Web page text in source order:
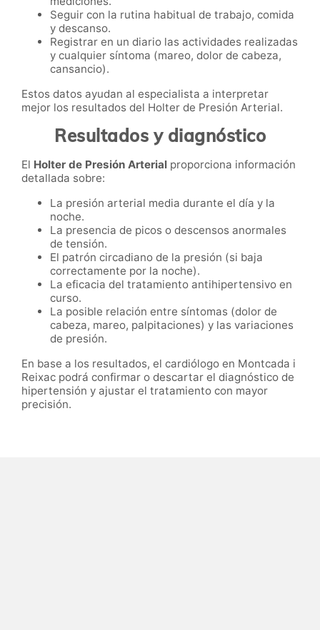
Seguir con la rutina habitual de trabajo, comida
y descanso.
Registrar en un diario las actividades realizadas
y cualquier síntoma (mareo, dolor de cabeza,
cansancio).
Estos datos ayudan al especialista a interpretar
mejor los resultados del Holter de Presión Arterial.
Resultados y diagnóstico
El Holter de Presión Arterial proporciona información
detallada sobre:
La presión arterial media durante el día y la
noche.
La presencia de picos o descensos anormales
de tensión.
El patrón circadiano de la presión (si baja
correctamente por la noche).
La eficacia del tratamiento antihipertensivo en
curso.
La posible relación entre síntomas (dolor de
cabeza, mareo, palpitaciones) y las variaciones
de presión.
En base a los resultados, el cardiólogo en Montcada i
Reixac podrá confirmar o descartar el diagnóstico de
hipertensión y ajustar el tratamiento con mayor
precisión.